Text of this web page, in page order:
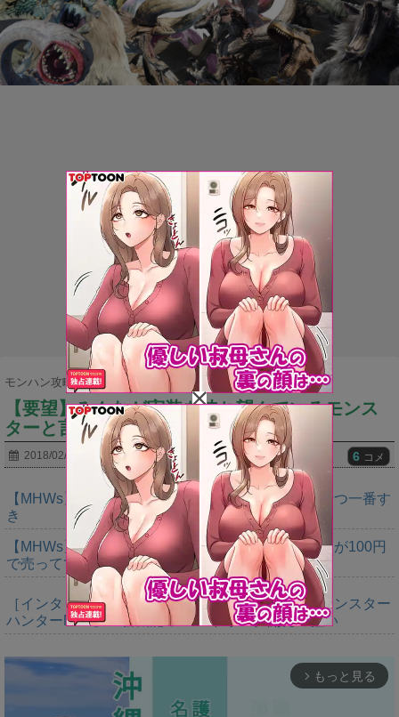
モンハン攻略まとめ隊 > モンスター
【要望】みんなが実装を待ち望んでいるモンス
ターと言えばｗｗｗｗｗｗｗｗｗ
2018/02/02 6 コメ
【MHWs】鍔迫り合いでオメガの強さ見せられるやつ一番す
き
【MHWs】ヨドバシ行ったらレダウのキーホルダーが100円
で売ってて草
［インタビュー］距離を超えて，一緒に狩る。「モンスター
ハンターNow」の新機能 フレンドリンク開発の狙い
arrow_forward_ios もっと見る